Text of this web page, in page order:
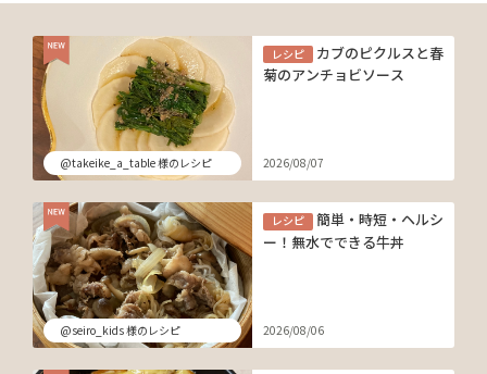
@takeike_a_table 様のレシピ
レシピ
カブのピクルスと春
菊のアンチョビソース
2026/08/07
@seiro_kids 様のレシピ
レシピ
簡単・時短・ヘルシ
ー！無水でできる牛丼
2026/08/06